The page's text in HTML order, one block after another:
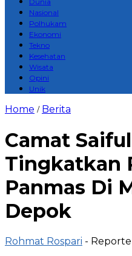
Nasional
Polhukam
Ekonomi
Tekno
Kesehatan
Wisata
Opini
Unik
Home / Berita
Camat
Tingkatkan
Panmas Di
Depok
Rohmat Rospari -